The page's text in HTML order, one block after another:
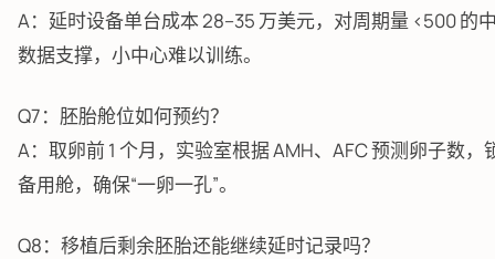
A：延时设备单台成本 28–35 万美元，对周期量 <500 的
数据支撑，小中心难以训练。
Q7：胚胎舱位如何预约？
A：取卵前 1 个月，实验室根据 AMH、AFC 预测卵子数
备用舱，确保“一卵一孔”。
Q8：移植后剩余胚胎还能继续延时记录吗？